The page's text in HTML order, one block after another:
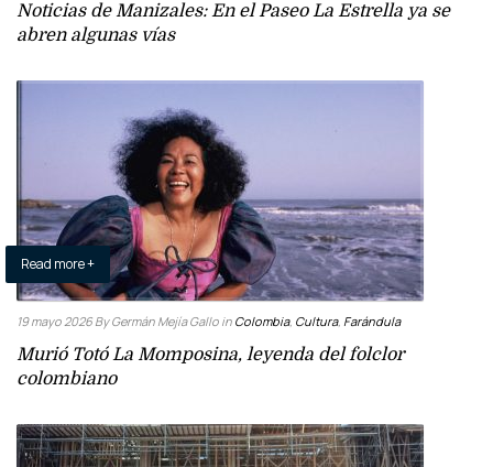
Noticias de Manizales: En el Paseo La Estrella ya se
abren algunas vías
Read more +
19 mayo 2026 By Germán Mejía Gallo in Colombia, Cultura, Farándula
Murió Totó La Momposina, leyenda del folclor
colombiano